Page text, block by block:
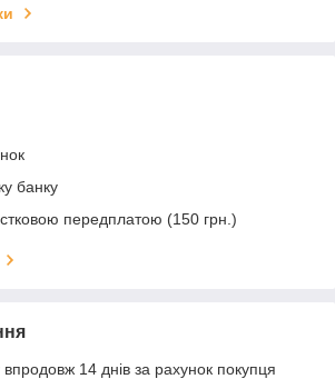
банку
передплатою (150 грн.)
14 днів за рахунок покупця